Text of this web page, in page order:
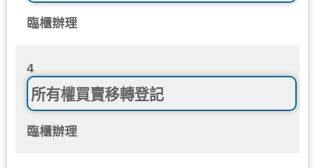
臨櫃辦理
4
所有權買賣移轉登記
臨櫃辦理